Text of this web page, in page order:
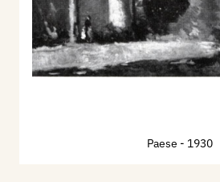
Paese - 1930